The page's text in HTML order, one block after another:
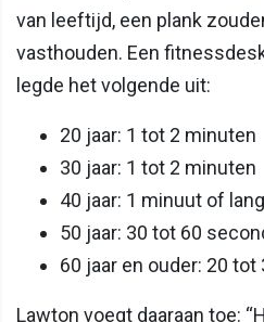
van leeftijd, een plank
vasthouden. Een
legde het volgende uit:
20 jaar: 1 tot 2 minuten
30 jaar: 1 tot 2 minuten
40 jaar: 1 minuut of
50 jaar: 30 tot 60
60 jaar en ouder: 20
Lawton voegt daaraan toe: